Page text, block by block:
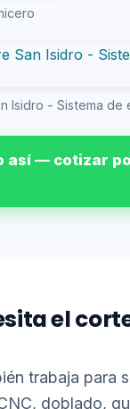
Isidro - Sistema de
así — cotizar
el
trabaja para
doblado,